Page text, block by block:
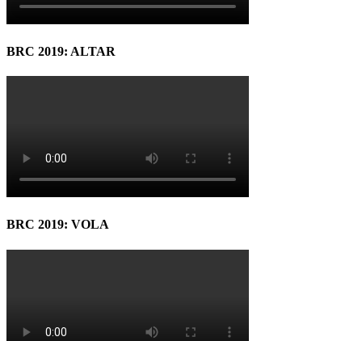
BRC 2019: ALTAR
BRC 2019: VOLA